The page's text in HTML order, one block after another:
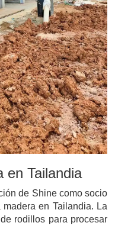
en Tailandia
de Shine como socio
en Tailandia. La
rodillos para procesar